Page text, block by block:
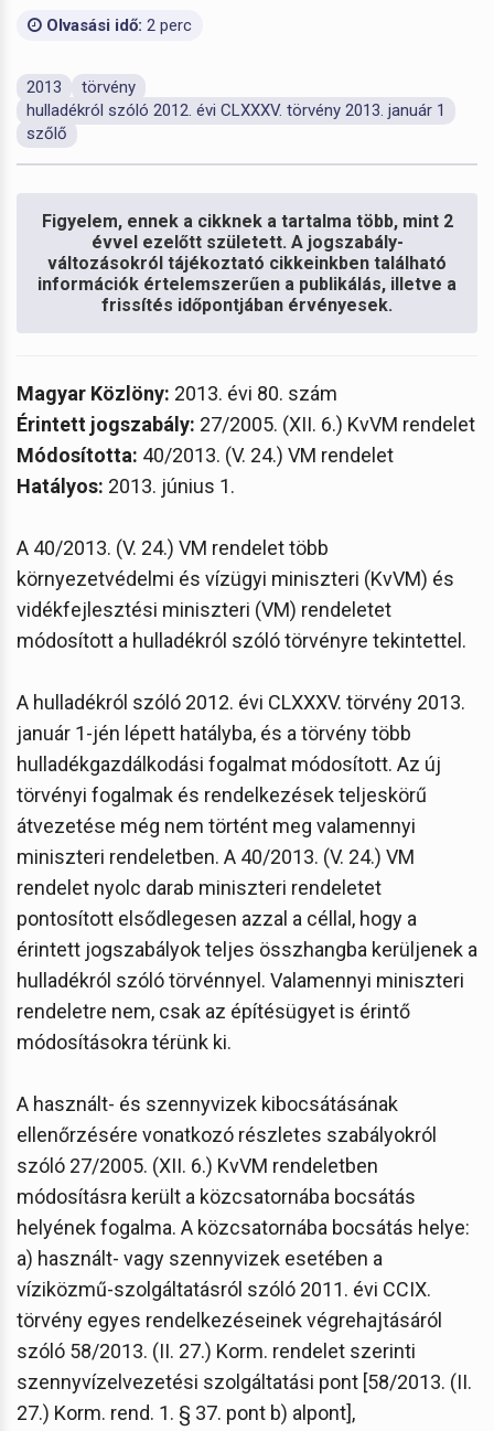
Olvasási idő: 2 perc
2013
törvény
hulladékról szóló 2012. évi CLXXXV. törvény 2013. január 1
szőlő
Figyelem, ennek a cikknek a tartalma több, mint 2
évvel ezelőtt született. A jogszabály-
változásokról tájékoztató cikkeinkben található
információk értelemszerűen a publikálás, illetve a
frissítés időpontjában érvényesek.
Magyar Közlöny: 2013. évi 80. szám
Érintett jogszabály: 27/2005. (XII. 6.) KvVM rendelet
Módosította: 40/2013. (V. 24.) VM rendelet
Hatályos: 2013. június 1.
A 40/2013. (V. 24.) VM rendelet több
környezetvédelmi és vízügyi miniszteri (KvVM) és
vidékfejlesztési miniszteri (VM) rendeletet
módosított a hulladékról szóló törvényre tekintettel.
A hulladékról szóló 2012. évi CLXXXV. törvény 2013.
január 1-jén lépett hatályba, és a törvény több
hulladékgazdálkodási fogalmat módosított. Az új
törvényi fogalmak és rendelkezések teljeskörű
átvezetése még nem történt meg valamennyi
miniszteri rendeletben. A 40/2013. (V. 24.) VM
rendelet nyolc darab miniszteri rendeletet
pontosított elsődlegesen azzal a céllal, hogy a
érintett jogszabályok teljes összhangba kerüljenek a
hulladékról szóló törvénnyel. Valamennyi miniszteri
rendeletre nem, csak az építésügyet is érintő
módosításokra térünk ki.
A használt- és szennyvizek kibocsátásának
ellenőrzésére vonatkozó részletes szabályokról
szóló 27/2005. (XII. 6.) KvVM rendeletben
módosításra került a közcsatornába bocsátás
helyének fogalma. A közcsatornába bocsátás helye:
a) használt- vagy szennyvizek esetében a
víziközmű-szolgáltatásról szóló 2011. évi CCIX.
törvény egyes rendelkezéseinek végrehajtásáról
szóló 58/2013. (II. 27.) Korm. rendelet szerinti
szennyvízelvezetési szolgáltatási pont [58/2013. (II.
27.) Korm. rend. 1. § 37. pont b) alpont],